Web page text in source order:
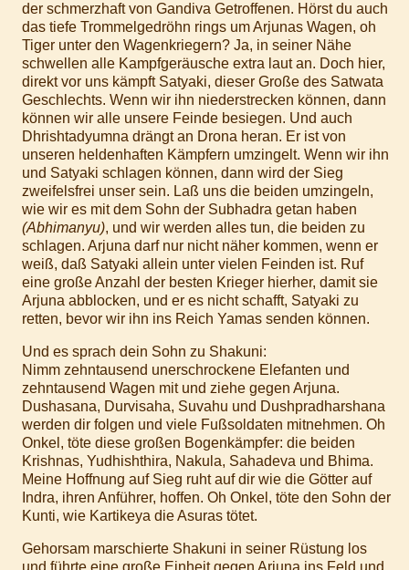
der schmerzhaft von Gandiva Getroffenen. Hörst du auch
das tiefe Trommelgedröhn rings um Arjunas Wagen, oh
Tiger unter den Wagenkriegern? Ja, in seiner Nähe
schwellen alle Kampfgeräusche extra laut an. Doch hier,
direkt vor uns kämpft Satyaki, dieser Große des Satwata
Geschlechts. Wenn wir ihn niederstrecken können, dann
können wir alle unsere Feinde besiegen. Und auch
Dhrishtadyumna drängt an Drona heran. Er ist von
unseren heldenhaften Kämpfern umzingelt. Wenn wir ihn
und Satyaki schlagen können, dann wird der Sieg
zweifelsfrei unser sein. Laß uns die beiden umzingeln,
wie wir es mit dem Sohn der Subhadra getan haben
(Abhimanyu), und wir werden alles tun, die beiden zu
schlagen. Arjuna darf nur nicht näher kommen, wenn er
weiß, daß Satyaki allein unter vielen Feinden ist. Ruf
eine große Anzahl der besten Krieger hierher, damit sie
Arjuna abblocken, und er es nicht schafft, Satyaki zu
retten, bevor wir ihn ins Reich Yamas senden können.
Und es sprach dein Sohn zu Shakuni:
Nimm zehntausend unerschrockene Elefanten und
zehntausend Wagen mit und ziehe gegen Arjuna.
Dushasana, Durvisaha, Suvahu und Dushpradharshana
werden dir folgen und viele Fußsoldaten mitnehmen. Oh
Onkel, töte diese großen Bogenkämpfer: die beiden
Krishnas, Yudhishthira, Nakula, Sahadeva und Bhima.
Meine Hoffnung auf Sieg ruht auf dir wie die Götter auf
Indra, ihren Anführer, hoffen. Oh Onkel, töte den Sohn der
Kunti, wie Kartikeya die Asuras tötet.
Gehorsam marschierte Shakuni in seiner Rüstung los
und führte eine große Einheit gegen Arjuna ins Feld und